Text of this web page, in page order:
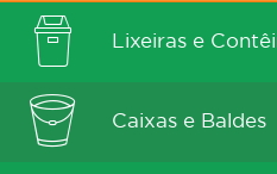
Lixeiras e
Caixas e Baldes